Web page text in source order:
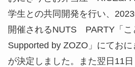
学生との共同開発を行い、
開催されるNUTS PARTY「こ
Supported by ZOZO」にておに
が決定しました。また翌日11